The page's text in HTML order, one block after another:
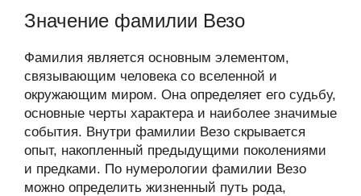
Значение фамилии Везо
Фамилия является основным элементом,
связывающим человека со вселенной и
окружающим миром. Она определяет его судьбу,
основные черты характера и наиболее значимые
события. Внутри фамилии Везо скрывается
опыт, накопленный предыдущими поколениями
и предками. По нумерологии фамилии Везо
можно определить жизненный путь рода,